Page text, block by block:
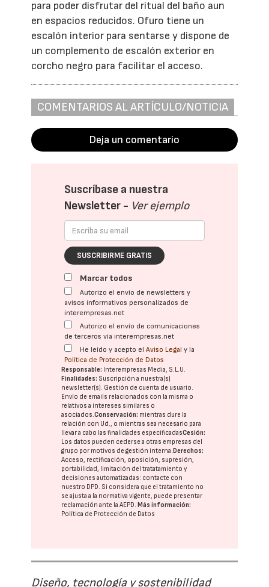
para poder disfrutar del ritual del baño aun
en espacios reducidos. Ofuro tiene un
escalón interior para sentarse y dispone de
un complemento de escalón exterior en
corcho negro para facilitar el acceso.
COMENTARIOS AL ARTÍCULO/NOTICIA
Deja un comentario
Suscríbase a nuestra
Newsletter - Ver ejemplo
SUSCRIBIRME GRATIS
Marcar todos
Autorizo el envío de newsletters y
avisos informativos personalizados de
interempresas.net
Autorizo el envío de comunicaciones
de terceros vía interempresas.net
He leído y acepto elAviso Legal y la
Política de Protección de Datos
Responsable: Interempresas Media, S.L.U.
Finalidades: Suscripción a nuestra(s)
newsletter(s). Gestión de cuenta de usuario.
Envío de emails relacionados con la misma o
relativos a intereses similares o
asociados.Conservación: mientras dure la
relación con Ud., o mientras sea necesario para
llevar a cabo las finalidades especificadasCesión:
Los datos pueden cederse a otras empresas del
grupo por motivos de gestión interna. Derechos:
Acceso, rectificación, oposición, supresión,
portabilidad, limitación del tratatamiento y
decisiones automatizadas: contacte con
nuestro DPD. Si considera que el tratamiento no
se ajusta a la normativa vigente, puede presentar
reclamación ante laAEPD. Más información:
Política de Protección de Datos
Diseño, tecnología y sostenibilidad